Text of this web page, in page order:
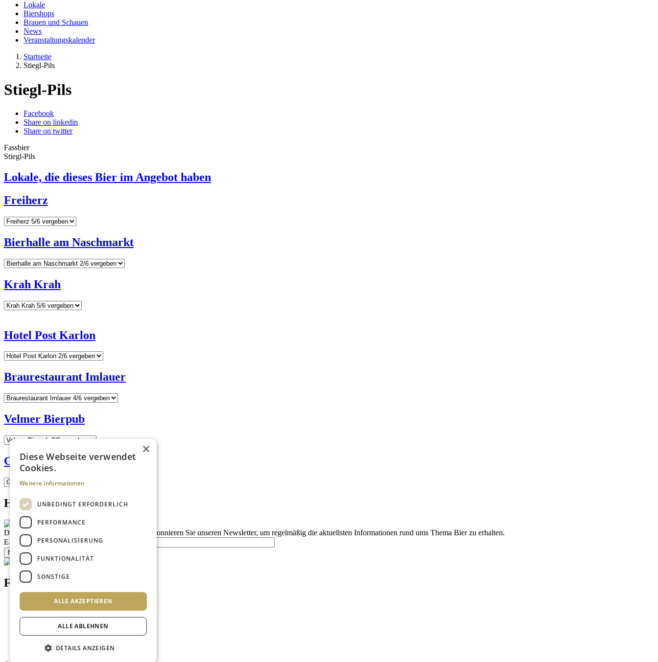
Lokale
Biershops
Brauen und Schauen
News
Veranstaltungskalender
Startseite
Stiegl-Pils
Stiegl-Pils
Facebook
Share on linkedin
Share on twitter
Fassbier
Stiegl-Pils
Lokale, die dieses Bier im Angebot haben
Freiherz
Bierhalle am Naschmarkt
Krah Krah
Hotel Post Karlon
Braurestaurant Imlauer
Velmer Bierpub
Gwölb
Homepage advert block
Description
Abonnieren Sie unseren Newsletter, um regelmäßig die aktuellsten Informationen rund ums Thema Bier zu erhalten.
E-Mail
Newsletter bestellen
Footer menu (DE)
Datenschutzrichtlinien
Impressum
Mediadaten
Newsletter
×
Diese Webseite verwendet
Cookies.
Weitere Informationen
UNBEDINGT ERFORDERLICH
PERFORMANCE
PERSONALISIERUNG
FUNKTIONALITÄT
SONSTIGE
ALLE AKZEPTIEREN
ALLE ABLEHNEN
DETAILS ANZEIGEN